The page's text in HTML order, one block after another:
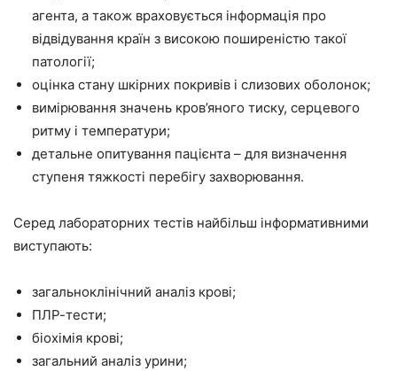
агента, а також враховується інформація про
відвідування країн з високою поширеністю такої
патології;
оцінка стану шкірних покривів і слизових оболонок;
вимірювання значень кров’яного тиску, серцевого
ритму і температури;
детальне опитування пацієнта – для визначення
ступеня тяжкості перебігу захворювання.
Серед лабораторних тестів найбільш інформативними
виступають:
загальноклінічний аналіз крові;
ПЛР-тести;
біохімія крові;
загальний аналіз урини;